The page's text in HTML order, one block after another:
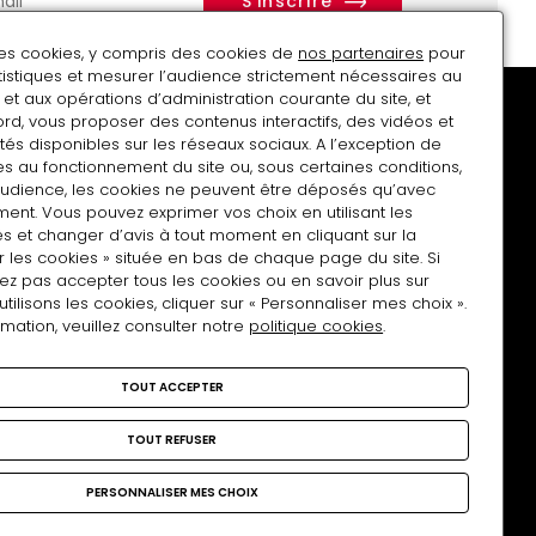
Soutenir le musée
Charte Tous photographes
Nous rejoindre
facebook
Instagram
Linkedin
du site Politique cookies Services publics+
cookies, y compris des cookies de nos partenaires pour
et mesurer l’audience strictement nécessaires au
aux opérations d’administration courante du site, et
vous proposer des contenus interactifs, des vidéos et
disponibles sur les réseaux sociaux. A l’exception de
au fonctionnement du site ou, sous certaines conditions,
les cookies ne peuvent être déposés qu’avec
Vous pouvez exprimer vos choix en utilisant les
et changer d’avis à tout moment en cliquant sur la
les cookies » située en bas de chaque page du site. Si
pas accepter tous les cookies ou en savoir plus sur
les cookies, cliquer sur « Personnaliser mes choix ».
veuillez consulter notre politique cookies.
TOUT ACCEPTER
TOUT REFUSER
PERSONNALISER MES CHOIX